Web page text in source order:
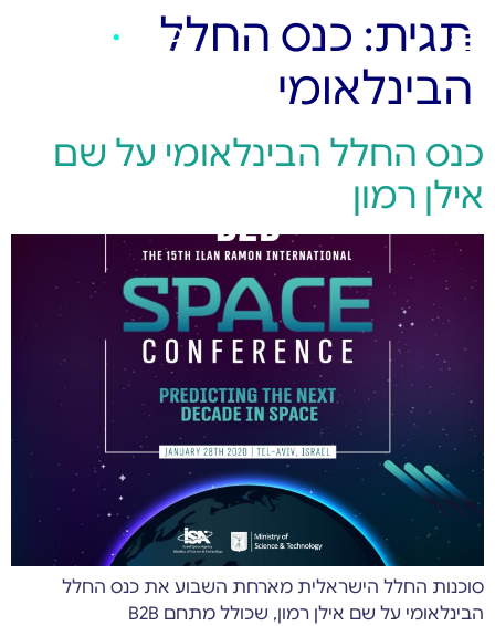
תגית: כנס החלל
הבינלאומי
כנס החלל הבינלאומי על שם
אילן רמון
סוכנות החלל הישראלית מארחת השבוע את כנס החלל
הבינלאומי על שם אילן רמון, שכולל מתחם B2B